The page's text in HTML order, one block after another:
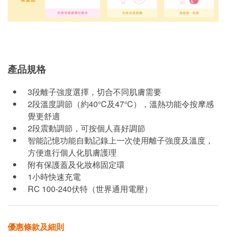
產品規格
3段離子強度選擇，切合不同肌膚需要
2段溫度調節（約40°C及47°C），溫熱功能令按摩感
覺更舒適
2段震動調節，可按個人喜好調節
智能記憶功能自動記錄上一次使用離子強度及溫度，
方便進行個人化肌膚護理
附有保護蓋及化妝棉固定環
1小時快速充電
RC 100-240伏特（世界通用電壓）
優惠條款及細則